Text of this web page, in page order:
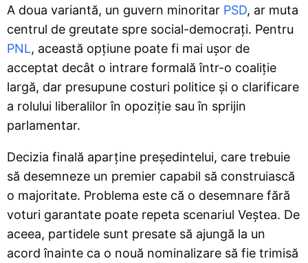
A doua variantă, un guvern minoritar PSD, ar muta
centrul de greutate spre social-democrați. Pentru
PNL, această opțiune poate fi mai ușor de
acceptat decât o intrare formală într-o coaliție
largă, dar presupune costuri politice și o clarificare
a rolului liberalilor în opoziție sau în sprijin
parlamentar.
Decizia finală aparține președintelui, care trebuie
să desemneze un premier capabil să construiască
o majoritate. Problema este că o desemnare fără
voturi garantate poate repeta scenariul Veștea. De
aceea, partidele sunt presate să ajungă la un
acord înainte ca o nouă nominalizare să fie trimisă